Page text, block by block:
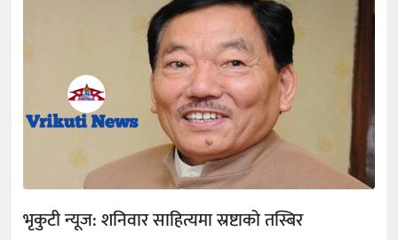
भृकुटी न्यूज: शनिवार साहित्यमा स्रष्टाको तस्बिर